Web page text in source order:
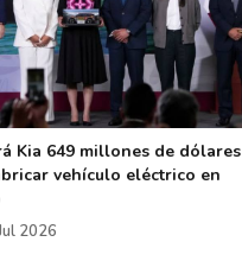
Kia 649 millones de dólares
vehículo eléctrico en
2026